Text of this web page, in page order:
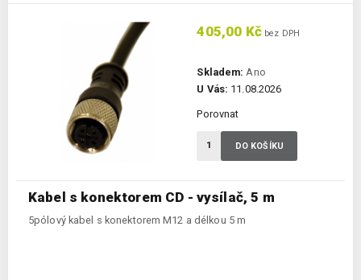
Kabel s konektorem CD - vysílač, 5 m
5pólový kabel s konektorem M12 a délkou 5 m
405,00 Kč bez DPH
Skladem: Ano
U Vás: 11.08.2026
Porovnat
DO KOŠÍKU